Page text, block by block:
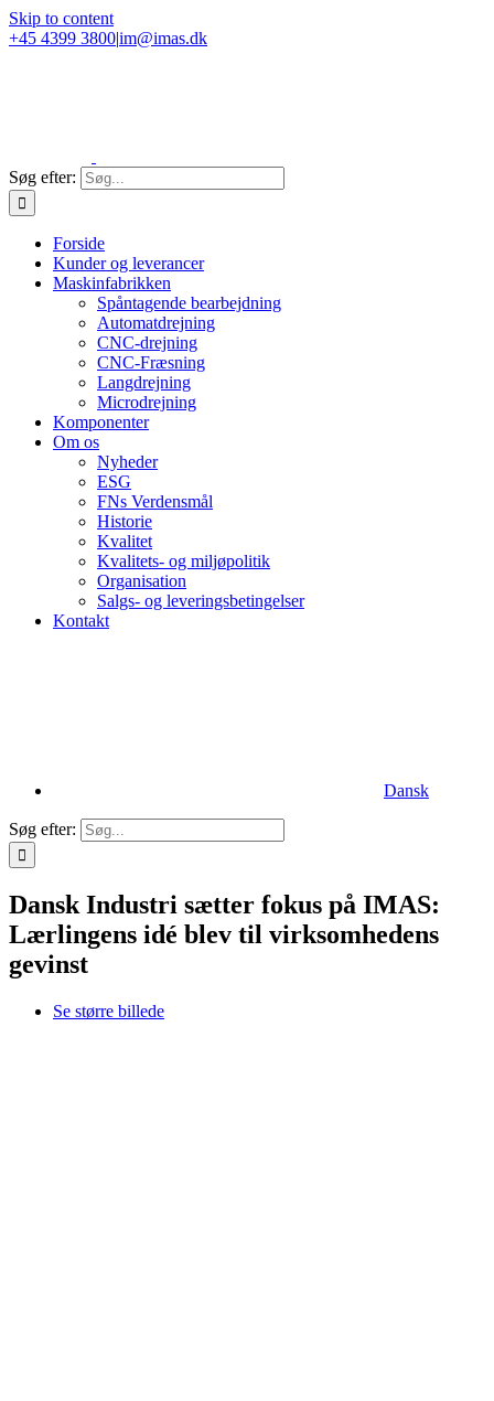
Skip to content
+45 4399 3800|im@imas.dk
Søg efter:
Forside
Kunder og leverancer
Maskinfabrikken
Spåntagende bearbejdning
Automatdrejning
CNC-drejning
CNC-Fræsning
Langdrejning
Microdrejning
Komponenter
Om os
Nyheder
ESG
FNs Verdensmål
Historie
Kvalitet
Kvalitets- og miljøpolitik
Organisation
Salgs- og leveringsbetingelser
Kontakt
Dansk
Søg efter:
Dansk Industri sætter fokus på IMAS:
Lærlingens idé blev til virksomhedens
gevinst
Se større billede